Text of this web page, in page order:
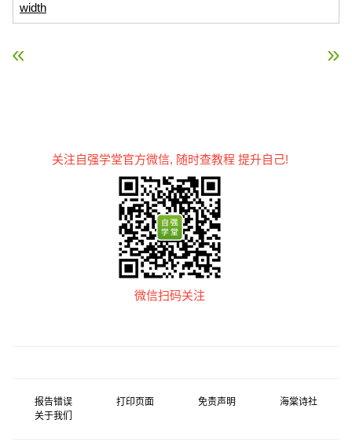
width
« CSS 框模型 CSS 轮廓（outline）属
关注自强学堂官方微信, 随时查教程 提升自己!
微信扫码关注
报告错误 打印页面 免责声明
海棠诗社
关于我们